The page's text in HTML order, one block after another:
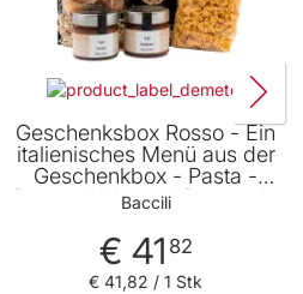
Geschenksbox Rosso - Ein
italienisches Menü aus der
Geschenkbox - Pasta -
Sugo - Wein und Cantucci -
Fans von Baccili
Baccili
€ 41 82
€ 41,82 / 1 Stk